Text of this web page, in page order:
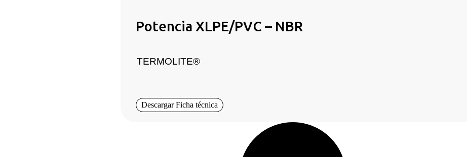
Potencia XLPE/PVC – NBR
TERMOLITE®
Descargar Ficha técnica